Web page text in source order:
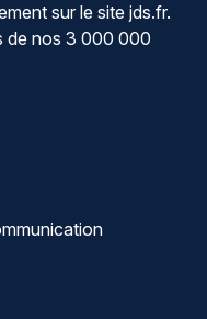
sur le site jds.fr.
de nos 3 000 000